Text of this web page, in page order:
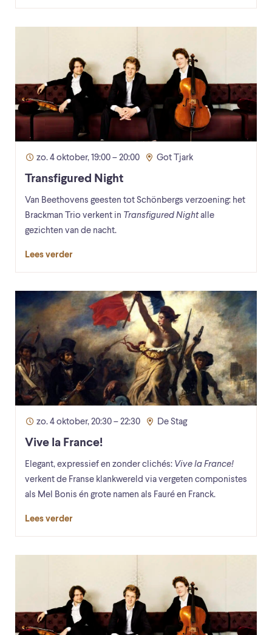
zo. 4 oktober, 19:00 – 20:00 Got Tjark
Transfigured Night
Van Beethovens geesten tot Schönbergs verzoening: het
Brackman Trio verkent in Transfigured Nightalle
gezichten van de nacht.
Lees verder
zo. 4 oktober, 20:30 – 22:30 De Stag
Vive la France!
Elegant, expressief en zonder clichés: Vive la France!
verkent de Franse klankwereld via vergeten componistes
als Mel Bonis én grote namen als Fauré en Franck.
Lees verder